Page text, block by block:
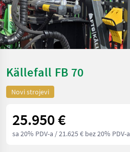
Källefall FB 70
Novi strojevi
25.950 €
sa 20% PDV-a / 21.625 € bez 20% PDV-a